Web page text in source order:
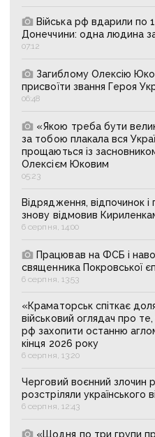
Війська рф вдарили по
Донеччини: одна людина
07:12
Загиблому Олексію
присвоїти звання Героя
06:48
«Якою треба бути
за тобою плакала вся
прощаються із
Олексієм Юковим
05:23
Відрядження, відпочинок і
знову відмовив
6 серпня, 14:00
Працював на ФСБ і
священника Покровської
6 серпня, 13:53
«Краматорськ спіткає
військовий оглядач про те,
рф захопити останню
кінця 2026 року
6 серпня, 13:20
Черговий воєнний злочин
розстріляли українського
6 серпня, 12:43
«Щодня по три групи